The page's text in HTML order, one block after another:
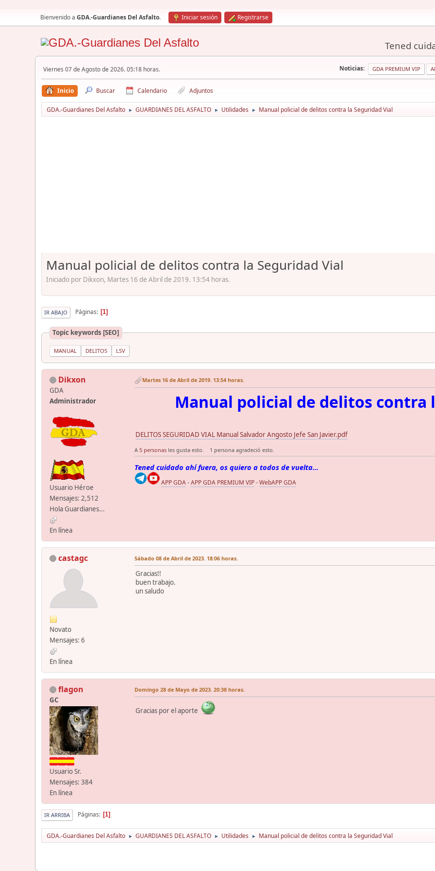
Bienvenido a GDA.-Guardianes Del Asfalto. Iniciar sesión Registrarse
Tened
Viernes 07 de Agosto de 2026. 05:18 horas. Noticias: GDA PREMIUM VIP
Inicio Buscar Calendario Adjuntos
GDA.-Guardianes Del Asfalto ► GUARDIANES DEL ASFALTO ► Utilidades ► Manual policial de delitos contra la Seguridad Vial
Manual policial de delitos contra la Seguridad Vial
Iniciado por Dikxon, Martes 16 de Abril de 2019. 13:54 horas.
IR ABAJO Páginas 1
Topic keywords [SEO]
MANUAL DELITOS LSV
Dikxon
GDA
Administrador
Usuario Héroe
Mensajes: 2,512
Hola Guardianes...
En línea
Martes 16 de Abril de 2019. 13:54 horas.
Manual policial de delitos contra
DELITOS SEGURIDAD VIAL Manual Salvador Angosto Jefe San Javier.pdf
A 5 personas les gusta esto. 1 persona agradeció esto.
Tened cuidado ahí fuera, os quiero a todos de vuelta...
APP GDA-APP GDA PREMIUM VIP-WebAPP GDA
castagc
Novato
Mensajes: 6
En línea
Sábado 08 de Abril de 2023. 18:06 horas.
Gracias!!
buen trabajo.
un saludo
flagon
GC
Usuario Sr.
Mensajes: 384
En línea
Domingo 28 de Mayo de 2023. 20:38 horas.
Gracias por el aporte
IR ARRIBA Páginas 1
GDA.-Guardianes Del Asfalto ► GUARDIANES DEL ASFALTO ► Utilidades ► Manual policial de delitos contra la Seguridad Vial